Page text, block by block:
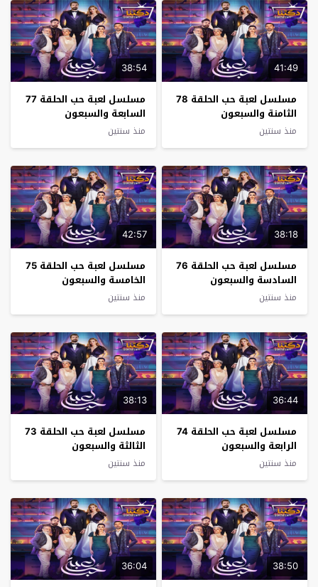
41:49
مسلسل لعبة حب الحلقة 78
الثامنة والسبعون
منذ سنتين
38:54
مسلسل لعبة حب الحلقة 77
السابعة والسبعون
منذ سنتين
38:18
مسلسل لعبة حب الحلقة 76
السادسة والسبعون
منذ سنتين
42:57
مسلسل لعبة حب الحلقة 75
الخامسة والسبعون
منذ سنتين
36:44
مسلسل لعبة حب الحلقة 74
الرابعة والسبعون
منذ سنتين
38:13
مسلسل لعبة حب الحلقة 73
الثالثة والسبعون
منذ سنتين
38:50
36:04